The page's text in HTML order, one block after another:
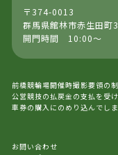
〒374-0013
群馬県館林市赤生田町
開門時間 10:00～
前橋競輪場開催時撮影要領の
公営競技の払戻金の支払を受
車券の購入にのめり込んでし
お問い合わせ